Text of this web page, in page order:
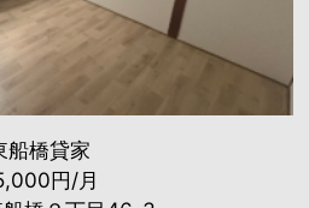
船橋貸家
円/月